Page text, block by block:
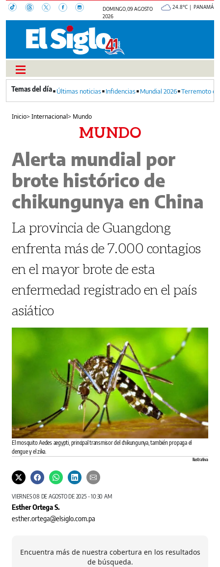
DOMINGO, 09 AGOSTO
2026
24.8°C | PANAMÁ
Últimas noticias Infidencias Mundial 2026 Terremoto
Inicio>Internacional> Mundo
MUNDO
Alerta mundial por
brote histórico de
chikungunya en China
La provincia de Guangdong
enfrenta más de 7.000 contagios
en el mayor brote de esta
enfermedad registrado en el país
asiático
El mosquito Aedes aegypti, principal transmisor del chikungunya, también propaga el
dengue y el zika.
Ilustrativa
VIERNES 08 DE AGOSTO DE 2025 - 10:30 AM
Esther Ortega S.
esther.ortega@elsiglo.com.pa
Encuentra más de nuestra cobertura en los resultados
de búsqueda.